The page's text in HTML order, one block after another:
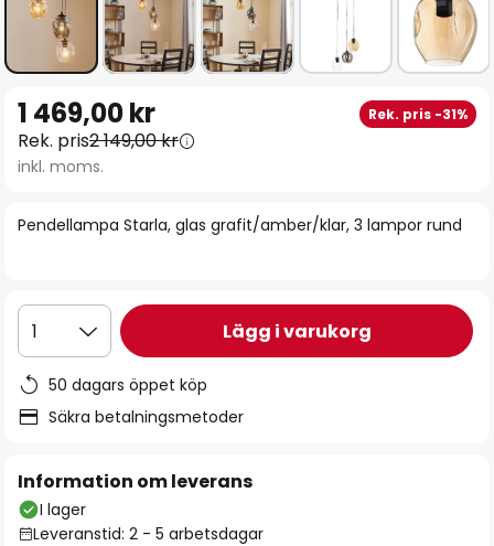
till
början
av
Pendellampa Starla, glas grafit/amber/klar, 3 lampor rund
1 469,00 kr Rek. pris -31%
Rek. pris2 149,00 kr
inkl. moms.
1 Lägg i varukorg
50 dagars öppet köp
Säkra betalningsmetoder
Information om leverans
I lager
Leveranstid: 2 - 5 arbetsdagar